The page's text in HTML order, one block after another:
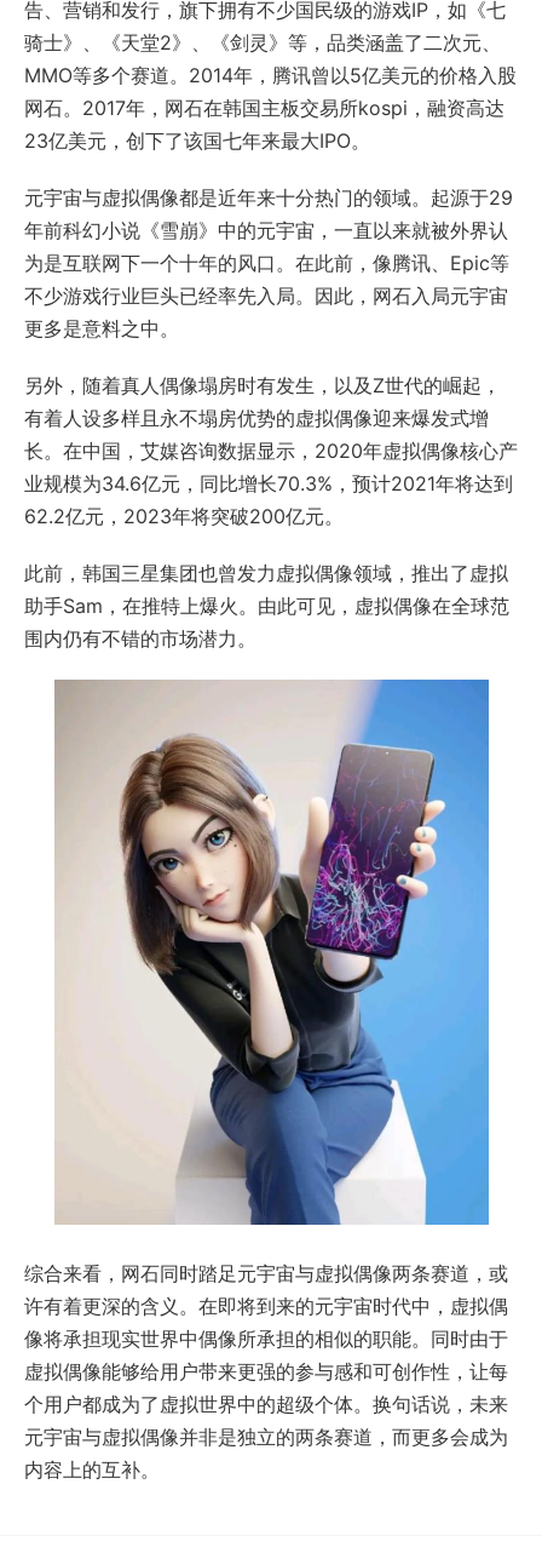
告、营销和发行，旗下拥有不少国民级的游戏IP，如《七
骑士》、《天堂2》、《剑灵》等，品类涵盖了二次元、
MMO等多个赛道。2014年，腾讯曾以5亿美元的价格入股
网石。2017年，网石在韩国主板交易所kospi，融资高达
23亿美元，创下了该国七年来最大IPO。
元宇宙与虚拟偶像都是近年来十分热门的领域。起源于29
年前科幻小说《雪崩》中的元宇宙，一直以来就被外界认
为是互联网下一个十年的风口。在此前，像腾讯、Epic等
不少游戏行业巨头已经率先入局。因此，网石入局元宇宙
更多是意料之中。
另外，随着真人偶像塌房时有发生，以及Z世代的崛起，
有着人设多样且永不塌房优势的虚拟偶像迎来爆发式增
长。在中国，艾媒咨询数据显示，2020年虚拟偶像核心产
业规模为34.6亿元，同比增长70.3%，预计2021年将达到
62.2亿元，2023年将突破200亿元。
此前，韩国三星集团也曾发力虚拟偶像领域，推出了虚拟
助手Sam，在推特上爆火。由此可见，虚拟偶像在全球范
围内仍有不错的市场潜力。
综合来看，网石同时踏足元宇宙与虚拟偶像两条赛道，或
许有着更深的含义。在即将到来的元宇宙时代中，虚拟偶
像将承担现实世界中偶像所承担的相似的职能。同时由于
虚拟偶像能够给用户带来更强的参与感和可创作性，让每
个用户都成为了虚拟世界中的超级个体。换句话说，未来
元宇宙与虚拟偶像并非是独立的两条赛道，而更多会成为
内容上的互补。